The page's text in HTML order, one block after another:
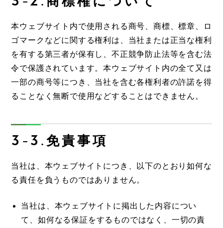
本ウェブサイト内で使用される商号、商標、標章、ロ
ゴマークなどに関する権利は、当社または正当な権利
を有する第三者が保有し、不正競争防止法等を含む法
令で保護されています。本ウェブサイト内の全て又は
一部の商号等につき、当社を含む各権利者の許諾を得
ることなく無断で使用などすることはできません。
3-3.免責事項
当社は、本ウェブサイトにつき、以下のとおり如何な
る責任を負うものではありません。
当社は、本ウェブサイトに掲出した内容につい
て、如何なる保証をするものではなく、一切の責